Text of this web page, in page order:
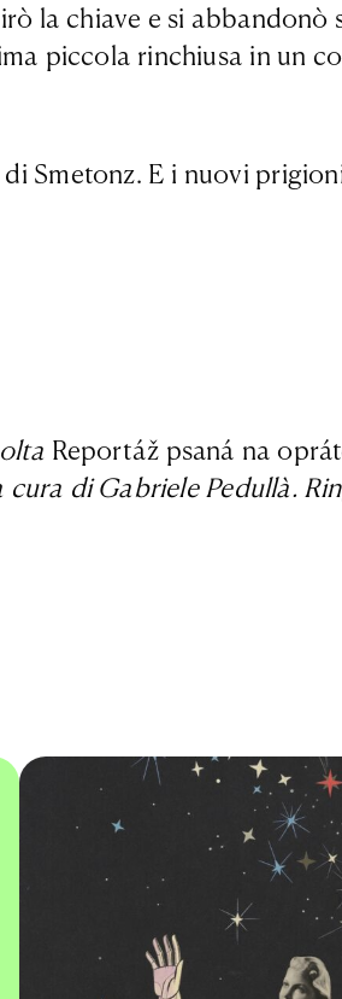
la chiave e si abbandonò
piccola rinchiusa in un
Smetonz. E i nuovi
Reportáž psaná na
cura di Gabriele Pedullà.